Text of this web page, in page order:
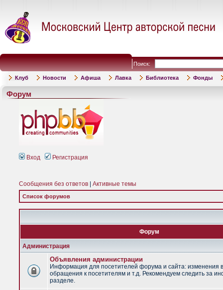
Поиск:
Клуб Новости Афиша Лавка Библиотека Фонды
Форум
Вход Регистрация
Сообщения без ответов Активные темы
Список форумов
Форум
Администрация
Объявления администрации
Информация для посетителей форума и сайта: изменения
обращения к посетителям и т.д. Рекомендуем следить за
разделе.